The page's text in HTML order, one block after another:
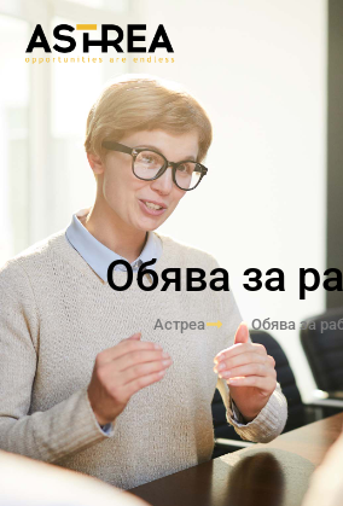
Обява за
Астреа Обява за